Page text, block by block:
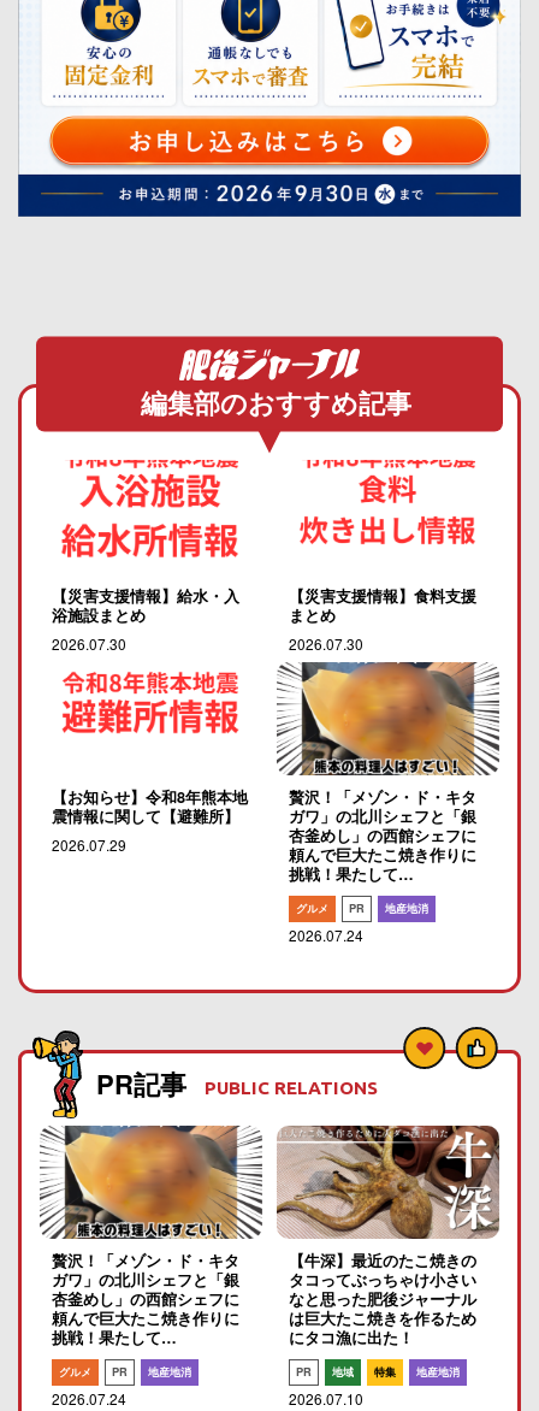
編集部のおすすめ記事
【災害支援情報】給水・入
浴施設まとめ
2026.07.30
【災害支援情報】食料支援
まとめ
2026.07.30
【お知らせ】令和8年熊本地
震情報に関して【避難所】
2026.07.29
贅沢！「メゾン・ド・キタ
ガワ」の北川シェフと「銀
杏釜めし」の西館シェフに
頼んで巨大たこ焼き作りに
挑戦！果たして…
グルメ PR 地産地消
2026.07.24
PR記事 PUBLIC RELATIONS
贅沢！「メゾン・ド・キタ
ガワ」の北川シェフと「銀
杏釜めし」の西館シェフに
頼んで巨大たこ焼き作りに
挑戦！果たして…
グルメ PR 地産地消
2026.07.24
【牛深】最近のたこ焼きの
タコってぶっちゃけ小さい
なと思った肥後ジャーナル
は巨大たこ焼きを作るため
にタコ漁に出た！
PR 地域 特集 地産地消
2026.07.10